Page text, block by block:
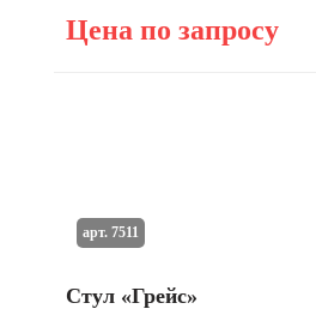
Цена по запросу
Стул «Грейс»
арт. 7511